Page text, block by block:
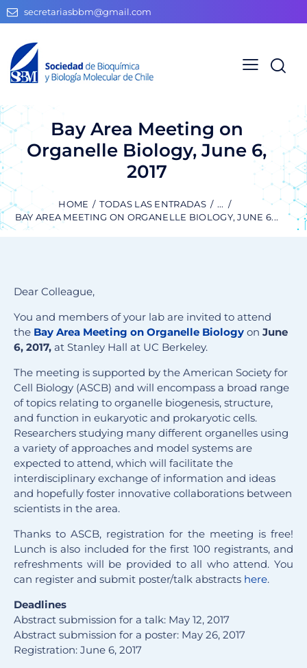
secretariasbbm@gmail.com
Bay Area Meeting on
Organelle Biology, June 6,
2017
HOME TODAS LAS ENTRADAS
...
BAY AREA MEETING ON ORGANELLE BIOLOGY, JUNE 6...
Dear Colleague,
You and members of your lab are invited to attend
the Bay Area Meeting on Organelle Biology on June
6, 2017, at Stanley Hall at UC Berkeley.
The meeting is supported by the American Society for
Cell Biology (ASCB) and will encompass a broad range
of topics relating to organelle biogenesis, structure,
and function in eukaryotic and prokaryotic cells.
Researchers studying many different organelles using
a variety of approaches and model systems are
expected to attend, which will facilitate the
interdisciplinary exchange of information and ideas
and hopefully foster innovative collaborations between
scientists in the area.
Thanks to ASCB, registration for the meeting is free!
Lunch is also included for the first 100 registrants, and
refreshments will be provided to all who attend. You
can register and submit poster/talk abstracts here.
Deadlines
Abstract submission for a talk: May 12, 2017
Abstract submission for a poster: May 26, 2017
Registration: June 6, 2017